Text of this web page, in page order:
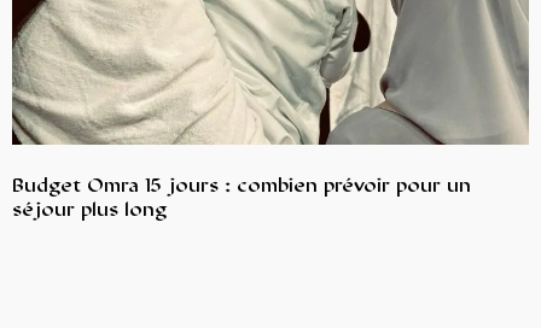
Budget Omra 15 jours : combien prévoir pour un
séjour plus long